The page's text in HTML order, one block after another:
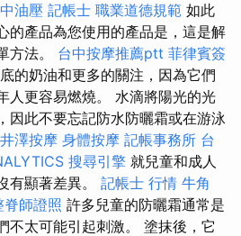
油壓 記帳士 職業道德規範 如此
的產品為您使用的產品是，這是解
方法。 台中按摩推薦ptt 菲律賓簽
的奶油和更多的關注，因為它們
人更容易燃燒。 水滴將陽光的光
因此不要忘記防水防曬霜或在游泳
澤按摩 身體按摩 記帳事務所 台
搜尋引擎 就兒童和成人
有顯著差異。 記帳士 行情 牛角
脊師證照 許多兒童的防曬霜通常是
不太可能引起刺激。 塗抹後，它